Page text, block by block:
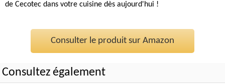
de Cecotec dans votre cuisine dès aujourd'hui !
Consulter le produit sur Amazon
Consultez également